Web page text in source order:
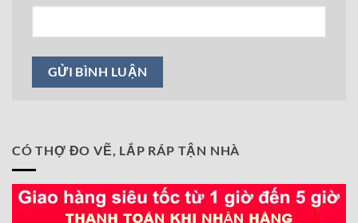
CÓ THỢ ĐO VẼ, LẮP RÁP TẬN NHÀ